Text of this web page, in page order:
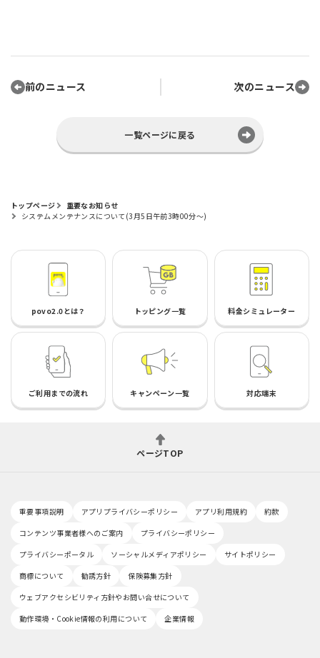
前のニュース 次のニュース
一覧ページに戻る
トップページ
重要なお知らせ
システムメンテナンスについて(3月5日午前3時00分～)
povo2.0とは？ トッピング一覧 料金シミュレーター
ご利用までの流れ キャンペーン一覧 対応端末
ページTOP
重要事項説明 アプリプライバシーポリシー アプリ利用規約
約款
コンテンツ事業者様へのご案内
プライバシーポリシー
プライバシーポータル
ソーシャルメディアポリシー
サイトポリシー
商標について
勧誘方針
保険募集方針
ウェブアクセシビリティ方針やお問い合せについて
動作環境・Cookie情報の利用について
企業情報